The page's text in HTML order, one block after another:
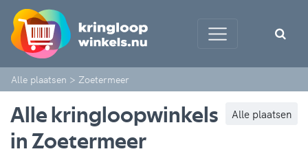
Alle plaatsen > Zoetermeer
Alle plaatsen
Alle kringloopwinkels
in Zoetermeer